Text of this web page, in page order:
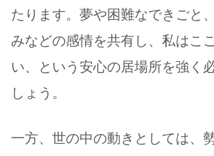
たります。夢や困難なできごと
みなどの感情を共有し、私はこ
い、という安心の居場所を強く
しょう。
一方、世の中の動きとしては、